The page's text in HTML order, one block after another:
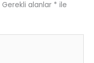
Gerekli alanlar * ile